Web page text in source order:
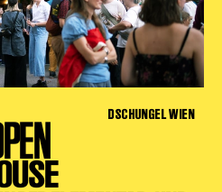
DSCHUNGEL WIEN